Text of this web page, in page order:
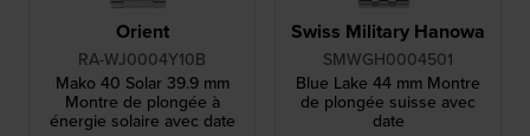
Orient
RA-WJ0004Y10B
Mako 40 Solar 39.9 mm
Montre de plongée à
énergie solaire avec date
Swiss Military Hanowa
SMWGH0004501
Blue Lake 44 mm Montre
de plongée suisse avec
date